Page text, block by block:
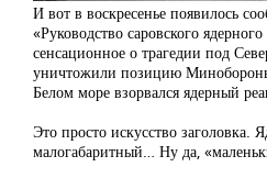
И вот в воскресенье появилось
«Руководство саровского
сенсационное о трагедии под
уничтожили позицию
Белом море взорвался ядерный
Это просто искусство заголовка.
малогабаритный… Ну да,